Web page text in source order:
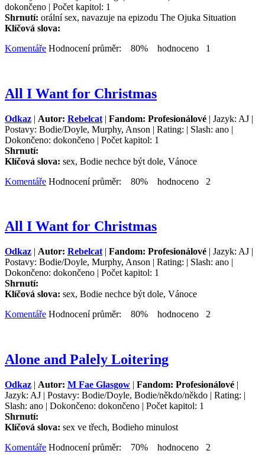
dokončeno | Počet kapitol: 1
Shrnutí: orální sex, navazuje na epizodu The Ojuka Situation
Klíčová slova:
Komentáře Hodnocení průměr: 80% hodnoceno 1
All I Want for Christmas
Odkaz | Autor: Rebelcat | Fandom: Profesionálové | Jazyk: AJ |
Postavy: Bodie/Doyle, Murphy, Anson | Rating: | Slash: ano |
Dokončeno: dokončeno | Počet kapitol: 1
Shrnutí:
Klíčová slova: sex, Bodie nechce být dole, Vánoce
Komentáře Hodnocení průměr: 80% hodnoceno 2
All I Want for Christmas
Odkaz | Autor: Rebelcat | Fandom: Profesionálové | Jazyk: AJ |
Postavy: Bodie/Doyle, Murphy, Anson | Rating: | Slash: ano |
Dokončeno: dokončeno | Počet kapitol: 1
Shrnutí:
Klíčová slova: sex, Bodie nechce být dole, Vánoce
Komentáře Hodnocení průměr: 80% hodnoceno 2
Alone and Palely Loitering
Odkaz | Autor: M Fae Glasgow | Fandom: Profesionálové |
Jazyk: AJ | Postavy: Bodie/Doyle, Bodie/někdo/někdo | Rating: |
Slash: ano | Dokončeno: dokončeno | Počet kapitol: 1
Shrnutí:
Klíčová slova: sex ve třech, Bodieho minulost
Komentáře Hodnocení průměr: 70% hodnoceno 2